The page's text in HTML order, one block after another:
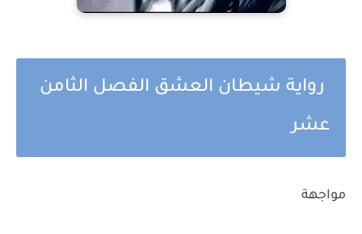
رواية شيطان العشق الفصل الثامن
عشر
مواجهة